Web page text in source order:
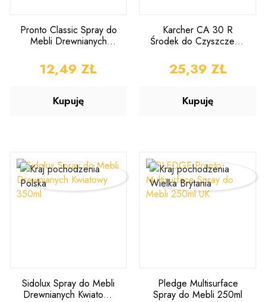
Pronto Classic Spray do
Mebli Drewnianych
CENA
12,49 ZŁ
Kupuję
Karcher CA 30 R
Środek do Czyszczenia
CENA
25,39 ZŁ
Kupuję
Sidolux Spray do Mebli
Drewnianych Kwiatowy
Pledge Multisurface
Spray do Mebli 250ml